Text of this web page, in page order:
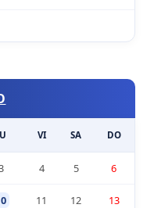
VI SA DO
4 5 6
11 12 13